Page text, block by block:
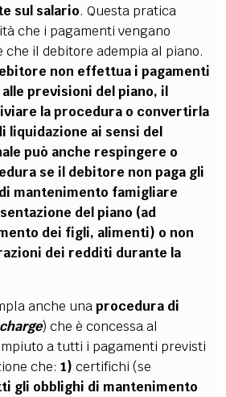
sul salario. Questa pratica
che i pagamenti vengano
il debitore adempia al piano.
non effettua i pagamenti
previsioni del piano, il
la procedura o convertirla
liquidazione ai sensi del
può anche respingere o
se il debitore non paga gli
mantenimento famigliare
del piano (ad
dei figli, alimenti) o non
dei redditi durante la
anche unaprocedura di
) che è concessa al
a tutti i pagamenti previsti
che:1) certifichi (se
gli obblighi di mantenimento